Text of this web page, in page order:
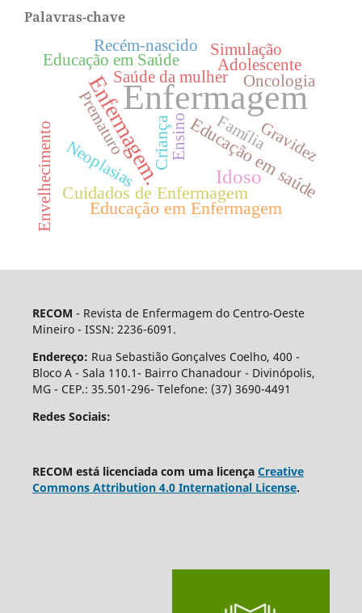
Palavras-chave
Enfermagem
Enfermagem. Idoso
Cuidados de Enfermagem
Criança
Educação em Enfermagem
Educação em saúde
Educação em Saúde
Envelhecimento
Saúde da mulher
Adolescente
Família
Ensino
Recém-nascido
Neoplasias
Oncologia
Prematuro Gravidez
Simulação
RECOM - Revista de Enfermagem do Centro-Oeste
Mineiro - ISSN: 2236-6091.
Endereço: Rua Sebastião Gonçalves Coelho, 400 -
Bloco A - Sala 110.1- Bairro Chanadour - Divinópolis,
MG - CEP.: 35.501-296- Telefone: (37) 3690-4491
Redes Sociais:
RECOM está licenciada com uma licença Creative
Commons Attribution 4.0 International License.